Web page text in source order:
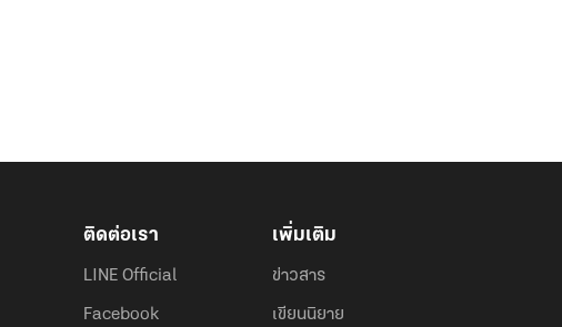
ติดต่อเรา
LINE Official
Facebook
เพิ่มเติม
ข่าวสาร
เขียนนิยาย